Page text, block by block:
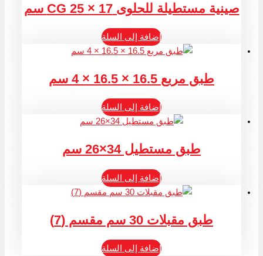
صينية مستطيلة للحلوى CG 25 × 17 سم
إضافة إلى السلة
طبق مربع 16.5 × 16.5 × 4 سم
إضافة إلى السلة
طبق مستطيل 34×26 سم
إضافة إلى السلة
طبق مقبلات 30 سم مقسم (7)
إضافة إلى السلة